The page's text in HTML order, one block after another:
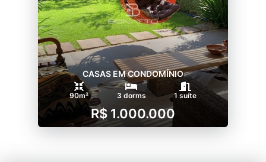
CASAS EM CONDOMÍNIO
90m² 3 dorms 1 suíte
R$ 1.000.000